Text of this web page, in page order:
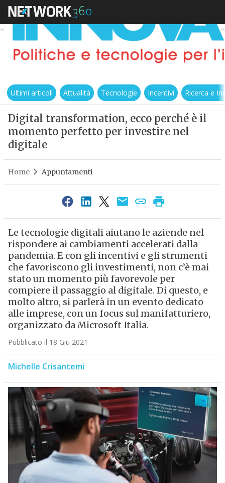
Ultimi articoli Attualità Tecnologie Incentivi Ricerca e
Digital transformation, ecco perché è il
momento perfetto per investire nel
digitale
Home Appuntamenti
Le tecnologie digitali aiutano le aziende nel
rispondere ai cambiamenti accelerati dalla
pandemia. E con gli incentivi e gli strumenti
che favoriscono gli investimenti, non c’è mai
stato un momento più favorevole per
compiere il passaggio al digitale. Di questo, e
molto altro, si parlerà in un evento dedicato
alle imprese, con un focus sul manifatturiero,
organizzato da Microsoft Italia.
Pubblicato il 18 Giu 2021
Michelle Crisantemi